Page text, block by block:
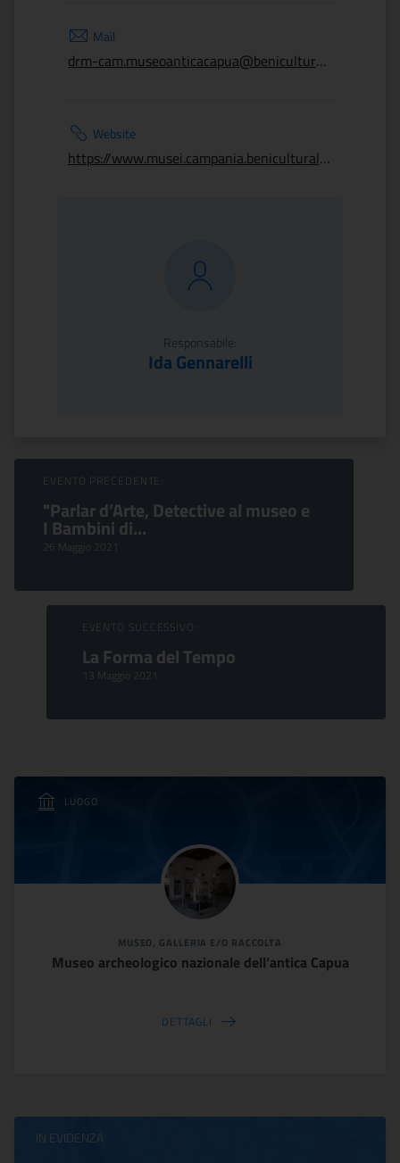
Mail
drm-cam.museoanticacapua@beniculturali.it
Website
https://www.musei.campania.beniculturali.it
Responsabile:
Ida Gennarelli
Sfoglia Eventi
EVENTO PRECEDENTE:
"Parlar d’Arte, Detective al museo e
I Bambini di...
26 Maggio 2021
EVENTO SUCCESSIVO:
La Forma del Tempo
13 Maggio 2021
LUOGO
MUSEO, GALLERIA E/O RACCOLTA
Museo archeologico nazionale dell’antica Capua
DETTAGLI
IN EVIDENZA